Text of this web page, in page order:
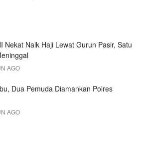
Nekat Naik Haji Lewat Gurun Pasir, Satu
AGO
Dua Pemuda Diamankan Polres
AGO